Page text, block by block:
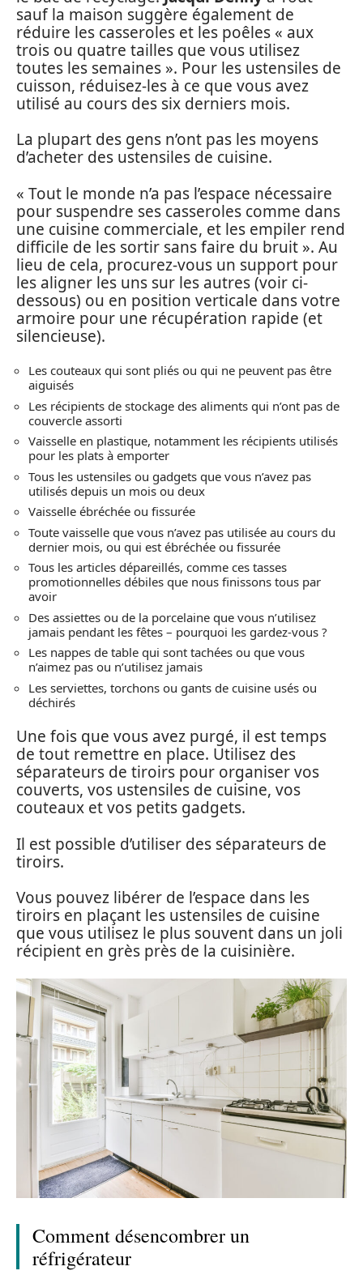
sauf la maison suggère également de
réduire les casseroles et les poêles « aux
trois ou quatre tailles que vous utilisez
toutes les semaines ». Pour les ustensiles de
cuisson, réduisez-les à ce que vous avez
utilisé au cours des six derniers mois.
La plupart des gens n’ont pas les moyens
d’acheter des ustensiles de cuisine.
« Tout le monde n’a pas l’espace nécessaire
pour suspendre ses casseroles comme dans
une cuisine commerciale, et les empiler rend
difficile de les sortir sans faire du bruit ». Au
lieu de cela, procurez-vous un support pour
les aligner les uns sur les autres (voir ci-
dessous) ou en position verticale dans votre
armoire pour une récupération rapide (et
silencieuse).
Les couteaux qui sont pliés ou qui ne peuvent pas être
aiguisés
Les récipients de stockage des aliments qui n’ont pas de
couvercle assorti
Vaisselle en plastique, notamment les récipients utilisés
pour les plats à emporter
Tous les ustensiles ou gadgets que vous n’avez pas
utilisés depuis un mois ou deux
Vaisselle ébréchée ou fissurée
Toute vaisselle que vous n’avez pas utilisée au cours du
dernier mois, ou qui est ébréchée ou fissurée
Tous les articles dépareillés, comme ces tasses
promotionnelles débiles que nous finissons tous par
avoir
Des assiettes ou de la porcelaine que vous n’utilisez
jamais pendant les fêtes – pourquoi les gardez-vous ?
Les nappes de table qui sont tachées ou que vous
n’aimez pas ou n’utilisez jamais
Les serviettes, torchons ou gants de cuisine usés ou
déchirés
Une fois que vous avez purgé, il est temps
de tout remettre en place. Utilisez des
séparateurs de tiroirs pour organiser vos
couverts, vos ustensiles de cuisine, vos
couteaux et vos petits gadgets.
Il est possible d’utiliser des séparateurs de
tiroirs.
Vous pouvez libérer de l’espace dans les
tiroirs en plaçant les ustensiles de cuisine
que vous utilisez le plus souvent dans un joli
récipient en grès près de la cuisinière.
Comment désencombrer un
réfrigérateur